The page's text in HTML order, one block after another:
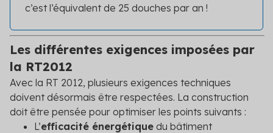
c’est l’équivalent de 25 douches par an !
Les différentes exigences imposées par
la RT2012
Avec la RT 2012, plusieurs exigences techniques
doivent désormais être respectées. La construction
doit être pensée pour optimiser les points suivants :
L’efficacité énergétique du bâtiment